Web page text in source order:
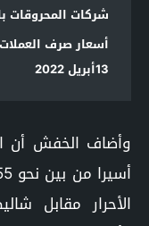
شركات المحروقات
أسعار صرف العملات
13أبريل 2022